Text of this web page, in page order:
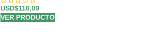
USD$110,09
VER PRODUCTO